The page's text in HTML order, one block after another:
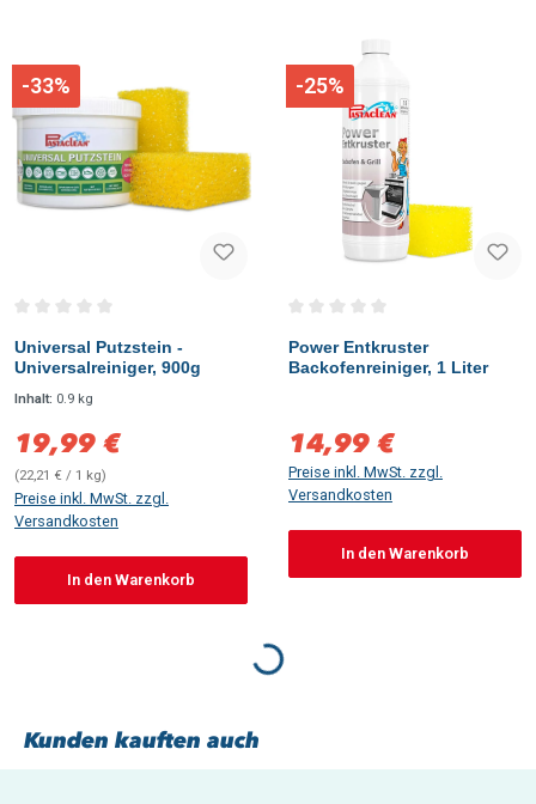
-33%
Universal Putzstein -
Universalreiniger, 900g
Inhalt: 0.9 kg
Verkaufspreis:
19,99 €
(22,21 € / 1 kg)
Preise inkl. MwSt. zzgl.
Versandkosten
In den Warenkorb
-25%
Power Entkruster
Backofenreiniger, 1 Liter
Verkaufspreis:
14,99 €
Preise inkl. MwSt. zzgl.
Versandkosten
In den Warenkorb
Loading...
Kunden kauften auch